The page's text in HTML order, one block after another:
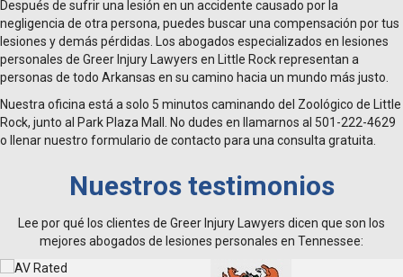
Después de sufrir una lesión en un accidente causado por la
negligencia de otra persona, puedes buscar una compensación por tus
lesiones y demás pérdidas. Los abogados especializados en lesiones
personales de Greer Injury Lawyers en Little Rock representan a
personas de todo Arkansas en su camino hacia un mundo más justo.
Nuestra oficina está a solo 5 minutos caminando del Zoológico de Little
Rock, junto al Park Plaza Mall. No dudes en llamarnos al 501-222-4629
o llenar nuestro formulario de contacto para una consulta gratuita.
Nuestros testimonios
Lee por qué los clientes de Greer Injury Lawyers dicen que son los
mejores abogados de lesiones personales en Tennessee: